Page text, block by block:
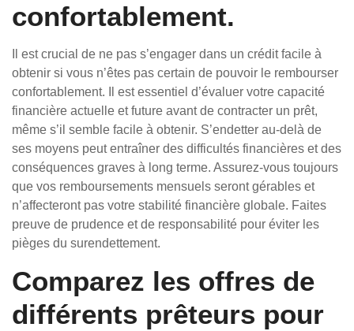
confortablement.
Il est crucial de ne pas s’engager dans un crédit facile à
obtenir si vous n’êtes pas certain de pouvoir le rembourser
confortablement. Il est essentiel d’évaluer votre capacité
financière actuelle et future avant de contracter un prêt,
même s’il semble facile à obtenir. S’endetter au-delà de
ses moyens peut entraîner des difficultés financières et des
conséquences graves à long terme. Assurez-vous toujours
que vos remboursements mensuels seront gérables et
n’affecteront pas votre stabilité financière globale. Faites
preuve de prudence et de responsabilité pour éviter les
pièges du surendettement.
Comparez les offres de
différents prêteurs pour